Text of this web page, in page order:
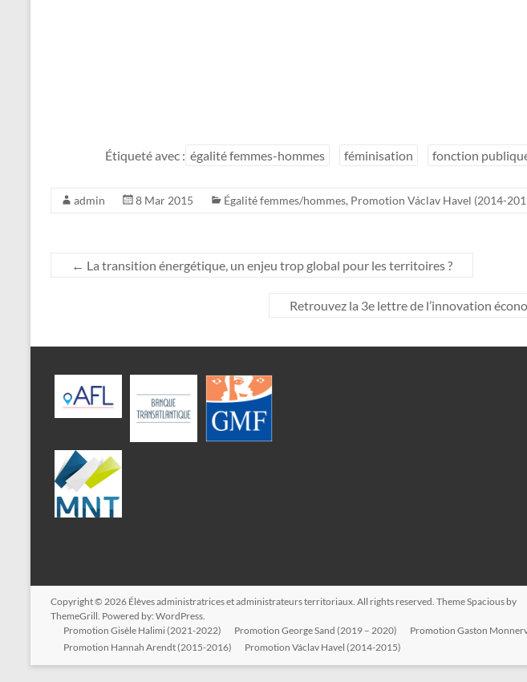
Étiqueté avec : égalité femmes-hommes féminisation fonction
admin 8 Mar 2015 Égalité femmes/hommes, Promotion Václav Havel (2014-
← La transition énergétique, un enjeu trop global pour les territoires ?
Retrouvez la 3e lettre de l’innovation
Copyright © 2026 Élèves administratrices et administrateurs territoriaux . All rights reserved. ThemeSpacious by
ThemeGrill. Powered by: WordPress
Promotion Gisèle Halimi (2021-2022)
Promotion George Sand (2019 – 2020) Promotion Gaston
Promotion Hannah Arendt (2015-2016)
Promotion Václav Havel (2014-2015)